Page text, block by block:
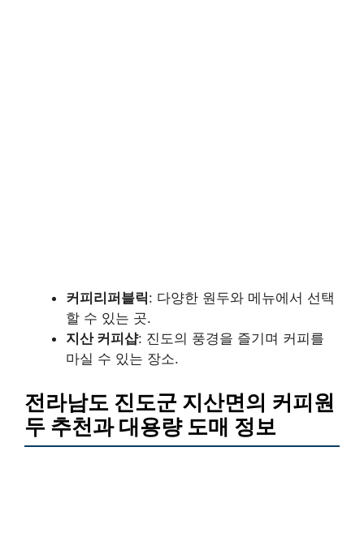
커피리퍼블릭: 다양한 원두와 메뉴에서 선택
할 수 있는 곳.
지산 커피샵: 진도의 풍경을 즐기며 커피를
마실 수 있는 장소.
전라남도 진도군 지산면의 커피원
두 추천과 대용량 도매 정보